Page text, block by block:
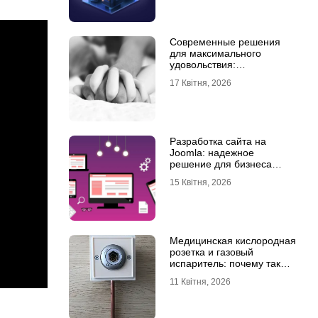
Современные решения
для максимального
удовольствия:
и Womanizer для женщин
17 Квітня, 2026
Разработка сайта на
Joomla: надежное
решение для бизнеса
15 Квітня, 2026
Медицинская кислородная
розетка и газовый
испаритель: почему так
качественное
11 Квітня, 2026